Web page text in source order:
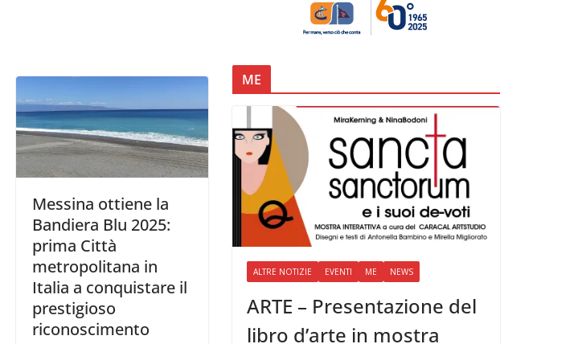
Messina ottiene la
Bandiera Blu 2025:
prima Città
metropolitana in
Italia a conquistare il
prestigioso
riconoscimento
ME
ALTRE NOTIZIE EVENTI ME NEWS
ARTE – Presentazione del
libro d’arte in mostra